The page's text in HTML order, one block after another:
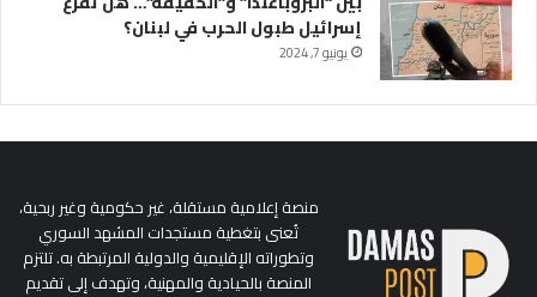
إسرائيل طبول الحرب في لبنان؟
يونيو 7, 2024
منصة إعلامية مستقلة، غير حكومية وغير ربحية،
تُعنى بتغطية مستجدات المشهد السوري
وتطوراته الإقليمية والدولية المرتبطة به. تلتزم
المنصة بالحيادية والمهنية، وتهدف إلى تقديم